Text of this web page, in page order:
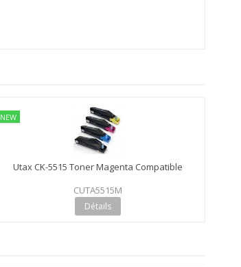
NEW
Utax CK-5515 Toner Magenta Compatible
CUTA5515M
Détails